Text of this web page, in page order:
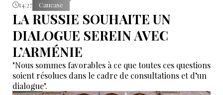
14:27 Caucase
LA RUSSIE SOUHAITE UN
DIALOGUE SEREIN AVEC
L’ARMÉNIE
"Nous sommes favorables à ce que toutes ces questions
soient résolues dans le cadre de consultations et d’un
dialogue".